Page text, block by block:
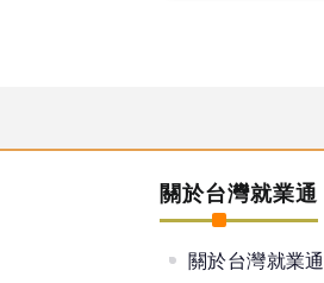
關於台灣就業通
關於台灣就業通